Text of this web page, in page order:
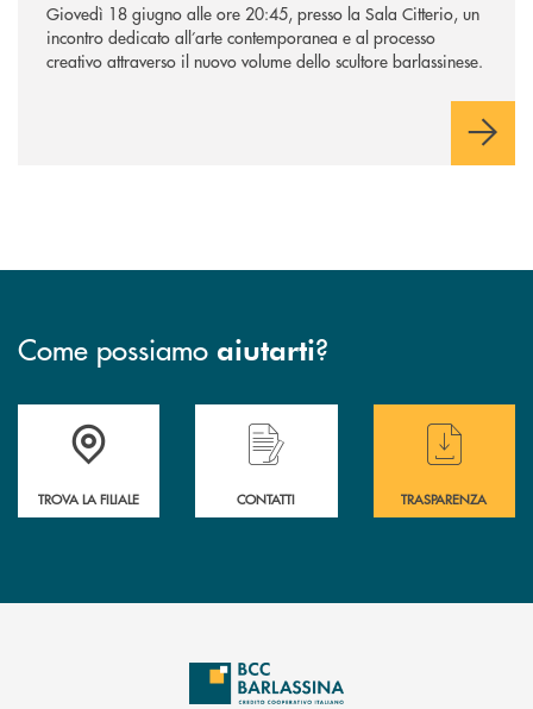
Giovedì 18 giugno alle ore 20:45, presso la Sala Citterio, un
incontro dedicato all’arte contemporanea e al processo
creativo attraverso il nuovo volume dello scultore barlassinese.
Come possiamo aiutarti?
Accedi all' elenco completo delle filiali di BCC Barlassina.
TROVA LA FILIALE
Hai bisogno di assistenza immediata ?
CONTATTI
Hai bisogno di
TRASPARENZA